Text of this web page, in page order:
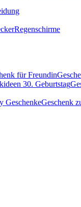
Regenschirme
für Freundin
30. Geburtstag
GeschenkeGeschenk